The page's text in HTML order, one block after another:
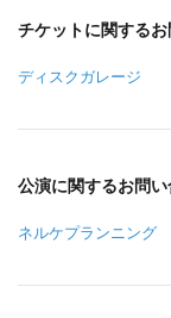
チケットに関する
ディスクガレージ
公演に関するお問
ネルケプランニング